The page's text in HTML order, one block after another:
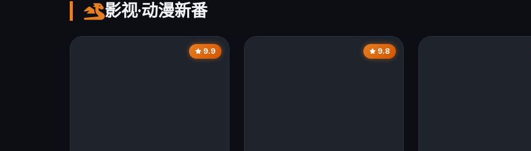
影视·动漫新番
9.9 9.8